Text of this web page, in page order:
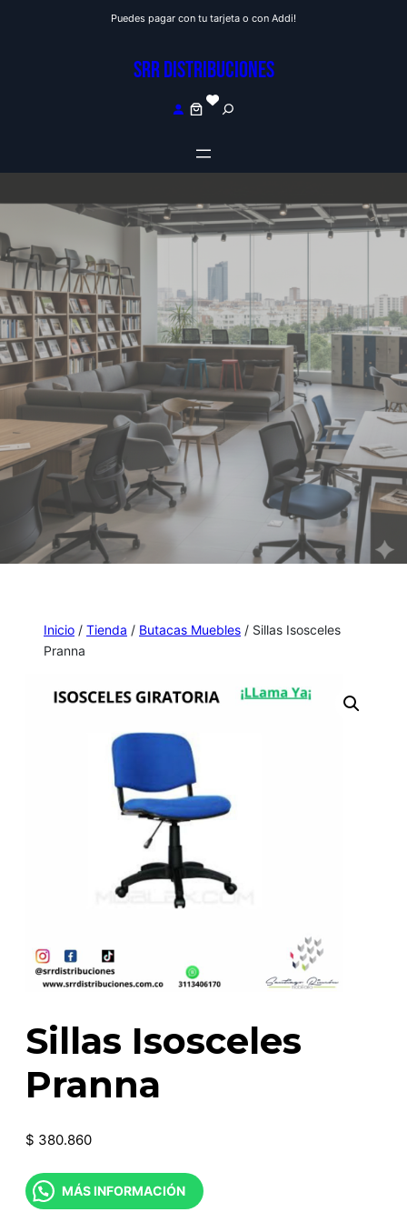
Puedes pagar con tu tarjeta o con Addi!
SRR DISTRIBUCIONES
S
e
h
Inicio / Tienda / Butacas Muebles / Sillas Isosceles
Pranna
Sillas Isosceles
Pranna
$ 380.860
MÁS INFORMACIÓN